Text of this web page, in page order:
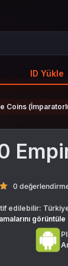
ID Yükle
Coins
0
edilebilir:
görüntüle